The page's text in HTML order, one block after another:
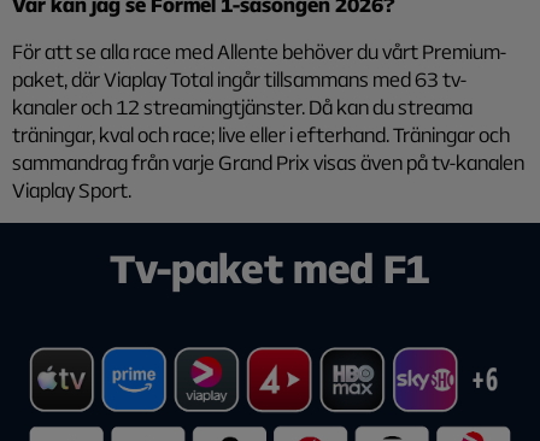
För att se alla race med Allente behöver du vårt Premium-
paket, där Viaplay Total ingår tillsammans med 63 tv-
kanaler och 12 streamingtjänster. Då kan du streama
träningar, kval och race; live eller i efterhand. Träningar och
sammandrag från varje Grand Prix visas även på tv-kanalen
Viaplay Sport.
Tv-paket med F1